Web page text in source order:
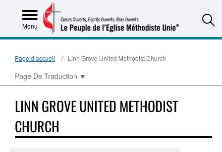
Menu
Page d’accueil Linn Grove United Methodist Church
Page De Traduction ▼
LINN GROVE UNITED METHODIST
CHURCH